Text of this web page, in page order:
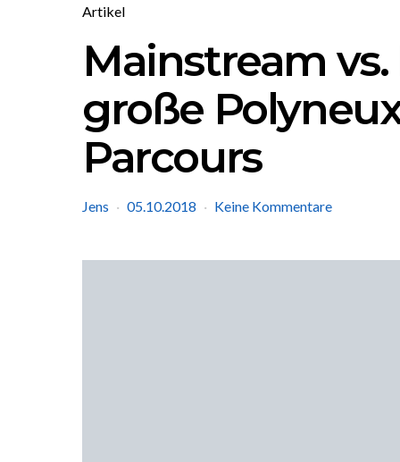
Artikel
Mainstream
große
Parcours
Jens 05.10.2018 Keine Kommentare